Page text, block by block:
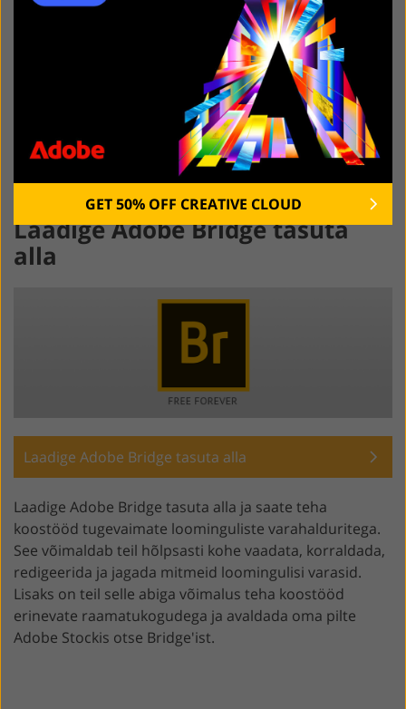
liides, mis võimaldab teil vaadata mitmeid fotosid ja
neid kohe redigeerida. Lisaks pakub see tarkvara palju
suurepäraseid pilditöötlustööriistu. See toetab
partiitöötlust failide teisendamiseks ja
ümbernimetamiseks, luues rohkem kui 150 toreda
üleminekuefektiga slaidiseansse ja muusikatugi, annab
võimaluse ekraanipilti teha. Tarkvara suurim eelis on
see, et see saab regulaarseid värskendusi suurema
hulga vormingute ja uute funktsioonide toega.
Laadige Adobe Bridge tasuta
alla
Laadige Adobe Bridge tasuta alla
Laadige Adobe Bridge tasuta alla ja saate teha
koostööd tugevaimate loominguliste varahalduritega.
See võimaldab teil hõlpsasti kohe vaadata, korraldada,
redigeerida ja jagada mitmeid loomingulisi varasid.
Lisaks on teil selle abiga võimalus teha koostööd
erinevate raamatukogudega ja avaldada oma pilte
Adobe Stockis otse Bridge'ist.
GET 50% OFF CREATIVE CLOUD